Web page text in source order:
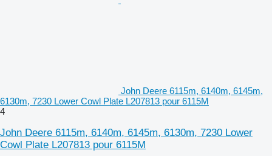
John Deere 6115m, 6140m, 6145m,
6130m, 7230 Lower Cowl Plate L207813 pour 6115M
4
John Deere 6115m, 6140m, 6145m, 6130m, 7230 Lower
Cowl Plate L207813 pour 6115M